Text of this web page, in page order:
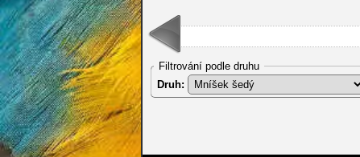
Filtrování podle druhu
Druh: